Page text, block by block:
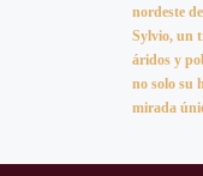
nordeste
Sylvio, un
áridos y
no solo su
mirada